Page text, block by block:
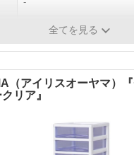
全てを見る
（アイリスオーヤマ）
リア』